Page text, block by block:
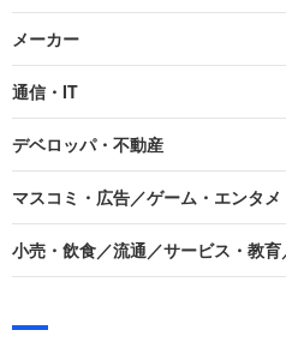
メーカー
通信・IT
デベロッパ・不動産
マスコミ・広告／ゲーム・エンタメ
小売・飲食／流通／サービス・教